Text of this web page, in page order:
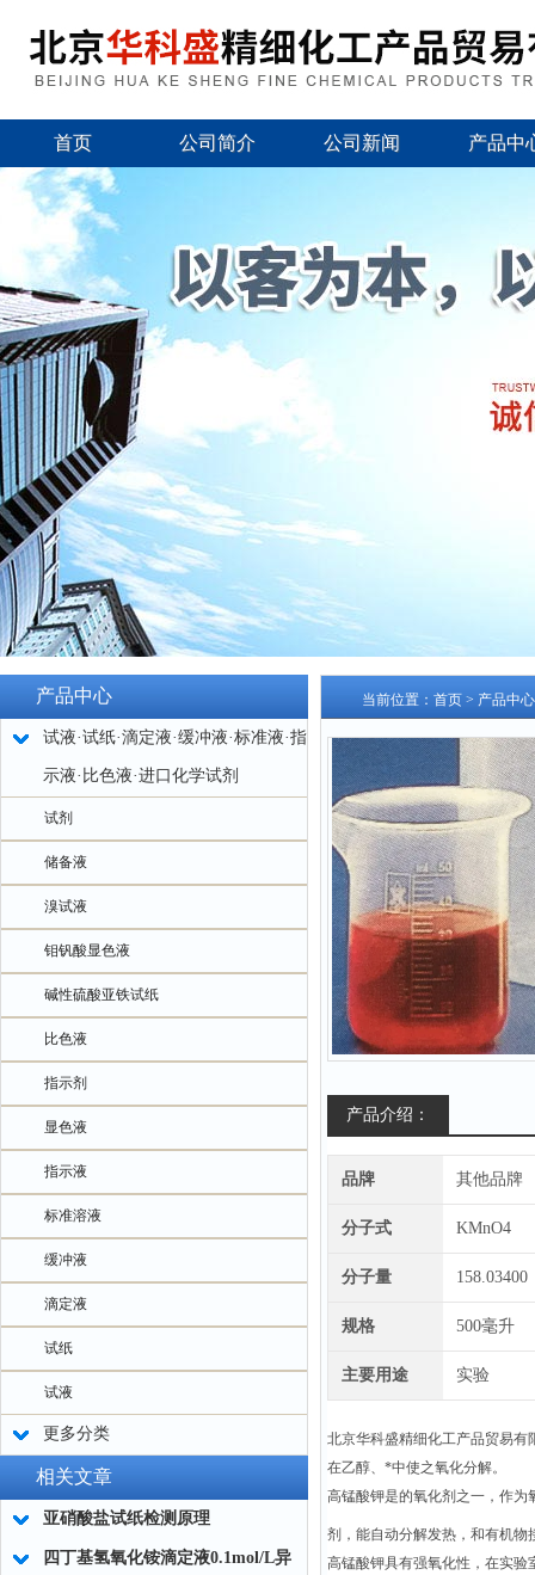
首页 公司简介 公司新闻 产品中
产品中心
试液·试纸·滴定液·缓冲液·标准液·指
示液·比色液·进口化学试剂
试剂
储备液
溴试液
钼钒酸显色液
碱性硫酸亚铁试纸
比色液
指示剂
显色液
指示液
标准溶液
缓冲液
滴定液
试纸
试液
更多分类
相关文章
亚硝酸盐试纸检测原理
四丁基氢氧化铵滴定液0.1mol/L异
当前位置： 首页 > 产品中心
产品介绍：
品牌 其他品牌
分子式 KMnO4
分子量 158.03400
规格 500毫升
主要用途 实验
北京华科盛精细化工产品贸易有
在乙醇、*中使之氧化分解。
高锰酸钾是的氧化剂之一，作为
剂，能自动分解发热，和有机物
高锰酸钾具有强氧化性，在实验